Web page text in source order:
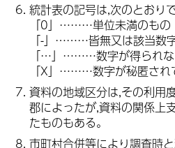
統計表の記号は,次のとおり
「0」………単位未満のもの
「-」………皆無又は該当数
「…」………数字が得られな
「X」………数字が秘匿され
資料の地域区分は,その利用
郡によったが,資料の関係上
たものもある。
市町村合併等により調査時